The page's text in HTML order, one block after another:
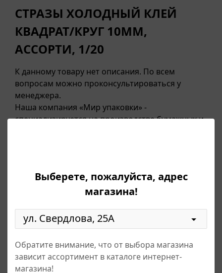
Выберете, пожалуйста, адрес
магазина!
Обратите внимание, что от выбора магазина
зависит ассортимент в каталоге интернет-
магазина!
СТРАЗЫ ХОЛОДНЫЙ КЛЕЙ
КВАДРАТ/КРУГ 10ММ,
АССОРТИ, 1/20
К данному товару нет описания. По всем
вопросам можно проконсультироваться у
менеджера.
Наша компания «Мир упаковки» -
специализируется на производстве бумажных и
проведения корпоративных мероприятий,
свадеб, юбилеев и прочих торжественных
Кол-во
- +